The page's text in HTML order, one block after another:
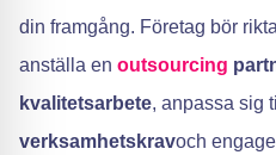
din framgång. Företag bör
anställa en outsourcing
kvalitetsarbete, anpassa sig
verksamhetskravoch